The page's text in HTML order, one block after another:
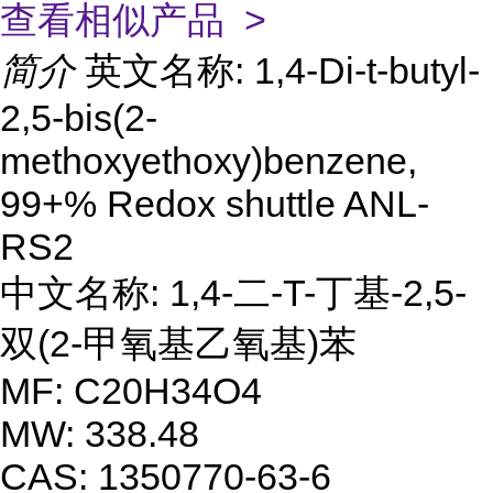
查看相似产品 >
简介 英文名称: 1,4-Di-t-butyl-
2,5-bis(2-
methoxyethoxy)benzene,
99+% Redox shuttle ANL-
RS2
中文名称: 1,4-二-T-丁基-2,5-
双(2-甲氧基乙氧基)苯
MF: C20H34O4
MW: 338.48
CAS: 1350770-63-6